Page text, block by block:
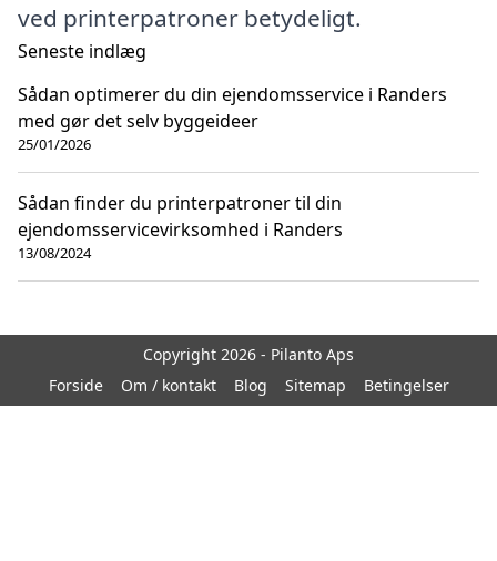
ved printerpatroner betydeligt.
Seneste indlæg
Sådan optimerer du din ejendomsservice i Randers
med gør det selv byggeideer
25/01/2026
Sådan finder du printerpatroner til din
ejendomsservicevirksomhed i Randers
13/08/2024
Copyright 2026 - Pilanto Aps
Forside
Om / kontakt Blog Sitemap Betingelser